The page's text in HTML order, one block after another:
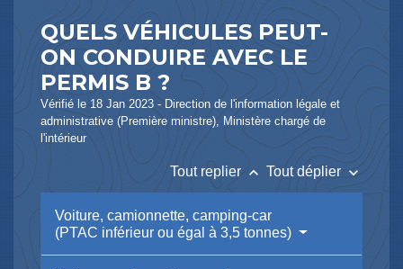
QUELS VÉHICULES PEUT-
ON CONDUIRE AVEC LE
PERMIS B ?
Vérifié le 18 Jan 2023 - Direction de l'information légale et
administrative (Première ministre), Ministère chargé de
l'intérieur
Tout replierkeyboard_arrow_up Tout déplierkeyboard_arrow_down
Voiture, camionnette, camping-car
(PTAC inférieur ou égal à 3,5 tonnes)